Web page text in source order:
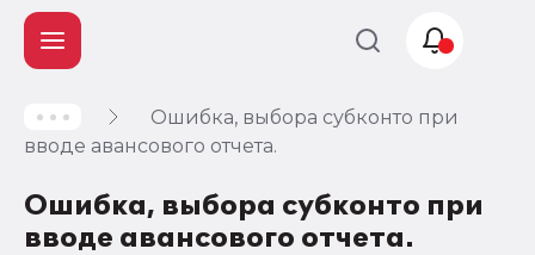
Ошибка, выбора субконто при
вводе авансового отчета.
Ошибка, выбора субконто при
вводе авансового отчета.
Учет и
налогообложение
Автоматизация